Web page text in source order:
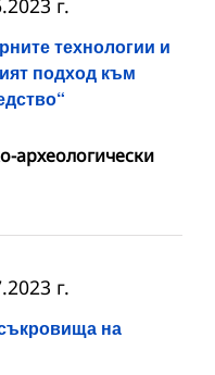
технологии и
подход към
археологически
на
г.